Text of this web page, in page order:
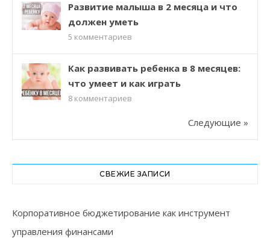
Развитие малыша в 2 месяца и что
должен уметь
5 комментариев
Как развивать ребенка в 8 месяцев:
что умеет и как играть
8 комментариев
Следующие »
СВЕЖИЕ ЗАПИСИ
Корпоративное бюджетирование как инструмент
управления финансами